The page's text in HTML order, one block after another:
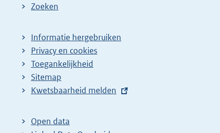
Zoeken
Informatie hergebruiken
Privacy en cookies
Toegankelijkheid
Sitemap
E
t
e
Kwetsbaarheid melden
Open data